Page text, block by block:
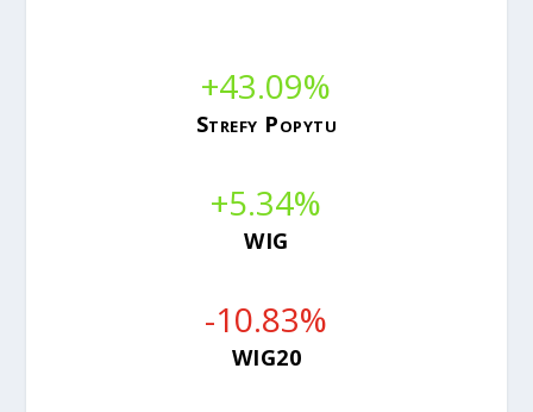
+43.09%
Strefy Popytu
+5.34%
WIG
-10.83%
WIG20